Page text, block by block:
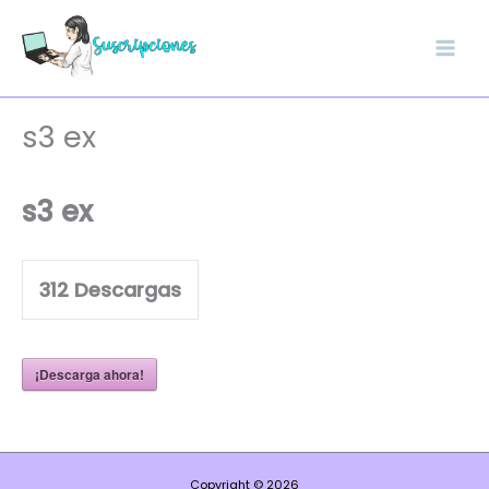
contenido
s3 ex
s3 ex
312 Descargas
¡Descarga ahora!
Copyright © 2026